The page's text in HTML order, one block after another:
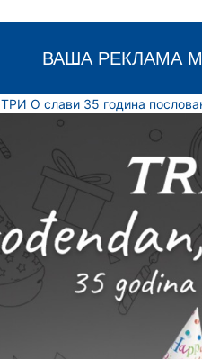
ВАША РЕКЛАМА
ТРИ О слави 35 година